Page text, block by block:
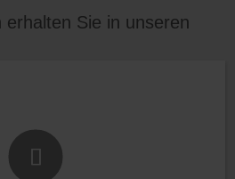
Sie in unseren